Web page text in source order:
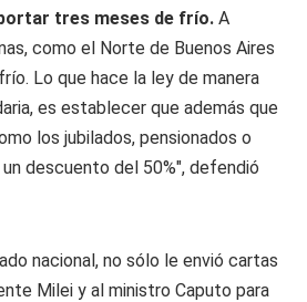
tres meses de frío. A
como el Norte de Buenos Aires
Lo que hace la ley de manera
es establecer que además que
los jubilados, pensionados o
descuento del 50%", defendió
nacional, no sólo le envió cartas
Milei y al ministro Caputo para